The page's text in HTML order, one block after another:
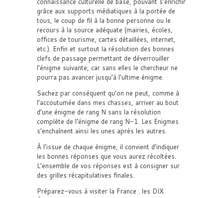
grâce aux supports médiatiques à la portée de
tous, le coup de fil à la bonne personne ou le
recours à la source adéquate (mairies, écoles,
offices de tourisme, cartes détaillées, internet,
etc.). Enfin et surtout la résolution des bonnes
clefs de passage permettant de déverrouiller
l’énigme suivante, car sans elles le chercheur ne
pourra pas avancer jusqu’à l’ultime énigme.
Sachez par conséquent qu’on ne peut, comme à
l’accoutumée dans mes chasses, arriver au bout
d’une énigme de rang N sans la résolution
complète de l’énigme de rang N-1. Les Enigmes
s’enchaînent ainsi les unes après les autres.
À l’issue de chaque énigme, il convient d’indiquer
les bonnes réponses que vous aurez récoltées.
L’ensemble de vos réponses est à consigner sur
des grilles récapitulatives finales.
Préparez-vous à visiter la France : les DIX